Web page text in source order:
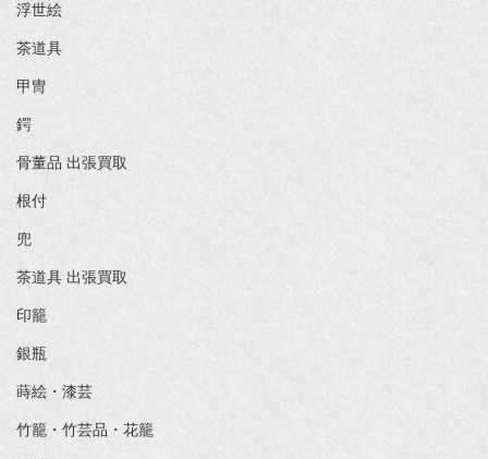
浮世絵
茶道具
甲冑
鍔
骨董品 出張買取
根付
兜
茶道具 出張買取
印籠
銀瓶
蒔絵・漆芸
竹籠・竹芸品・花籠